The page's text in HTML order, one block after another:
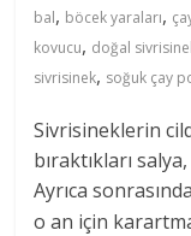
bal, böcek yaraları,
kovucu, doğal
sivrisinek, soğuk çay
Sivrisineklerin
bıraktıkları
Ayrıca
o an için